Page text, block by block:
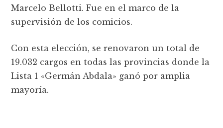
Marcelo Bellotti. Fue en el marco de la
supervisión de los comicios.
Con esta elección, se renovaron un total de
19.032 cargos en todas las provincias donde la
Lista 1 «Germán Abdala» ganó por amplia
mayoría.